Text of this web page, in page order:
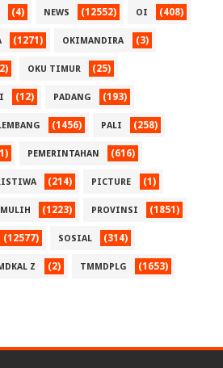
(4) NEWS (12552) OI (408)
(1271) OKIMANDIRA (3)
OKU TIMUR (25)
(12) PADANG (193)
(1456) PALI (258)
PEMERINTAHAN (616)
(214) PICTURE (1)
(1223) PROVINSI (1851)
(12577) SOSIAL (314)
Z (2) TMMDPLG (1653)